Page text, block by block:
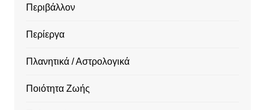
Περιβάλλον
Περίεργα
Πλανητικά / Αστρολογικά
Ποιότητα Ζωής